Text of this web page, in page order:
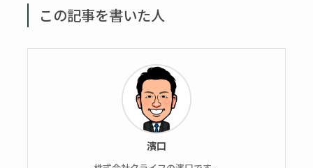
この記事を書いた人
濱口